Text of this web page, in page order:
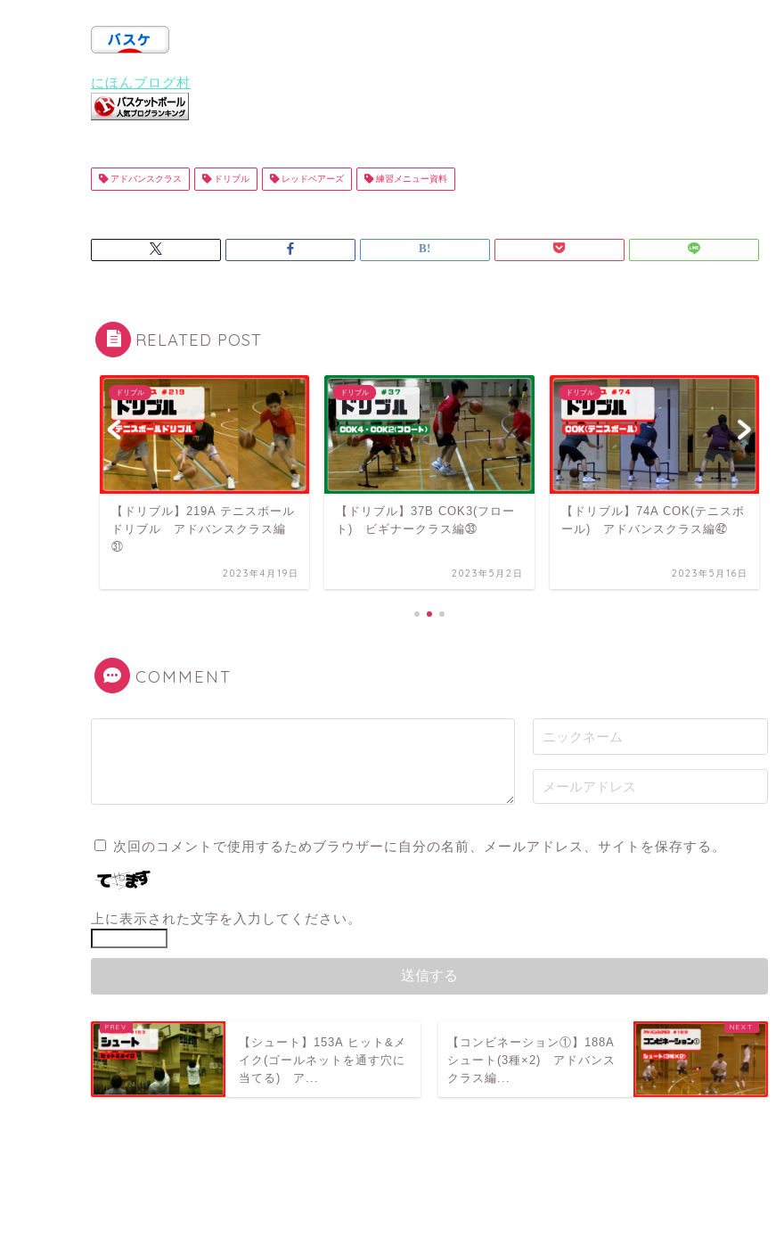
にほんブログ村
アドバンスクラス ドリブル レッドベアーズ 練習メニュー資料
RELATED POST
ドリブル
【ドリブル】219A テニスボール
ドリブル アドバンスクラス編
㉛
2023年4月19日
ドリブル
【ドリブル】37B COK3(フロー
ト) ビギナークラス編㉝
2023年5月2日
ドリブル
【ドリブル】74A COK(テニスボ
ール) アドバンスクラス編㊷
2023年5月16日
COMMENT
次回のコメントで使用するためブラウザーに自分の名前、メールアドレス、サイトを保存する。
上に表示された文字を入力してください。
【シュート】153A ヒット&メ
イク(ゴールネットを通す穴に
当てる) ア...
【コンビネーション①】188A
シュート(3種×2) アドバンス
クラス編...